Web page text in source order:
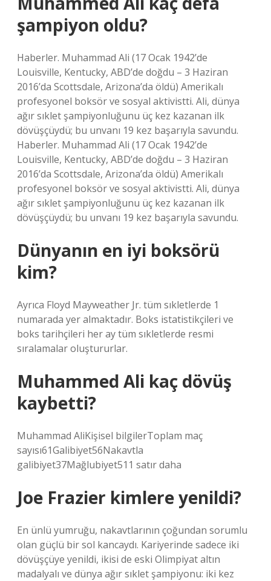
şampiyon oldu?
Haberler. Muhammad Ali (17 Ocak 1942’de
Louisville, Kentucky, ABD’de doğdu – 3 Haziran
2016’da Scottsdale, Arizona’da öldü) Amerikalı
profesyonel boksör ve sosyal aktivistti. Ali, dünya
ağır sıklet şampiyonluğunu üç kez kazanan ilk
dövüşçüydü; bu unvanı 19 kez başarıyla savundu.
Haberler. Muhammad Ali (17 Ocak 1942’de
Louisville, Kentucky, ABD’de doğdu – 3 Haziran
2016’da Scottsdale, Arizona’da öldü) Amerikalı
profesyonel boksör ve sosyal aktivistti. Ali, dünya
ağır sıklet şampiyonluğunu üç kez kazanan ilk
dövüşçüydü; bu unvanı 19 kez başarıyla savundu.
Dünyanın en iyi boksörü
kim?
Ayrıca Floyd Mayweather Jr. tüm sıkletlerde 1
numarada yer almaktadır. Boks istatistikçileri ve
boks tarihçileri her ay tüm sıkletlerde resmi
sıralamalar oluştururlar.
Muhammed Ali kaç dövüş
kaybetti?
Muhammad AliKişisel bilgilerToplam maç
sayısı61Galibiyet56Nakavtla
galibiyet37Mağlubiyet511 satır daha
Joe Frazier kimlere yenildi?
En ünlü yumruğu, nakavtlarının çoğundan sorumlu
olan güçlü bir sol kancaydı. Kariyerinde sadece iki
dövüşçüye yenildi, ikisi de eski Olimpiyat altın
madalyalı ve dünya ağır sıklet şampiyonu: iki kez